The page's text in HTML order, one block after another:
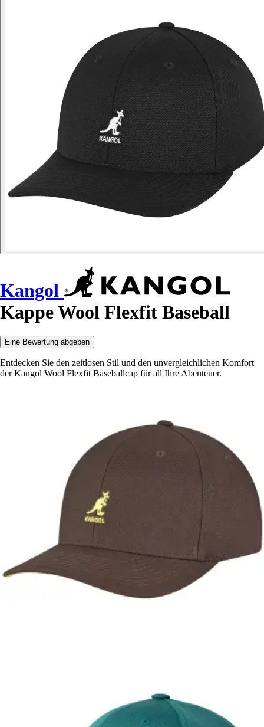
Kangol
Kappe Wool Flexfit Baseball
Eine Bewertung abgeben
Entdecken Sie den zeitlosen Stil und den unvergleichlichen Komfort
der Kangol Wool Flexfit Baseballcap für all Ihre Abenteuer.